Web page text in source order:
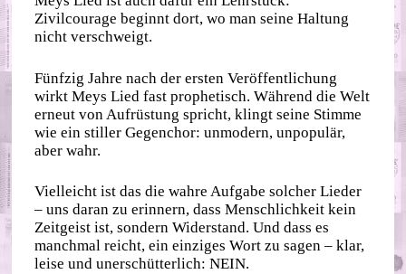
Zivilcourage beginnt dort, wo man seine Haltung
nicht verschweigt.
Fünfzig Jahre nach der ersten Veröffentlichung
wirkt Meys Lied fast prophetisch. Während die Welt
erneut von Aufrüstung spricht, klingt seine Stimme
wie ein stiller Gegenchor: unmodern, unpopulär,
aber wahr.
Vielleicht ist das die wahre Aufgabe solcher Lieder
– uns daran zu erinnern, dass Menschlichkeit kein
Zeitgeist ist, sondern Widerstand. Und dass es
manchmal reicht, ein einziges Wort zu sagen – klar,
leise und unerschütterlich: NEIN.